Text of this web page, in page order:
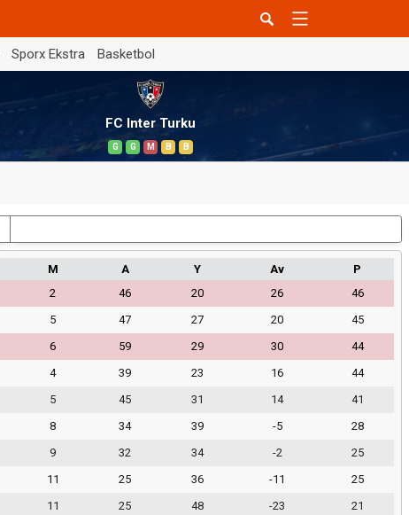
Sporx Ekstra Basketbol
FC Inter Turku
G G M B B
M A Y Av
P
2 46 20 26
46
5 47 27 20
45
6 59 29 30
44
4 39 23 16
44
5 45 31 14
41
8 34 39 -5
28
9 32 34 -2
25
11 25 36 -11
25
11 25 48 -23
21